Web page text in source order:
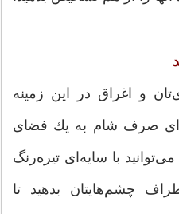
و اغراق در این زمینه
صرف شام به یك فضای
با سایه‌ای تیره‌رنگ
چشم‌هایتان بدهید تا